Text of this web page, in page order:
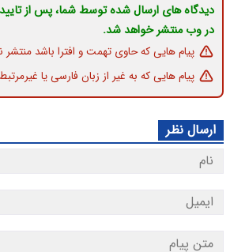
دیدگاه های ارسال شده توسط شما، پس از
در وب منتشر خواهد شد.
پیام هایی که حاوی تهمت و افترا باشد
پیام هایی که به غیر از زبان فارسی یا
ارسال نظر